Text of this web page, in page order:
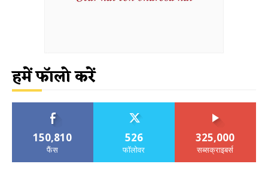
हमें फॉलो करें
150,810
फैंस
526
फॉलोवर
325,000
सब्सक्राइबर्स